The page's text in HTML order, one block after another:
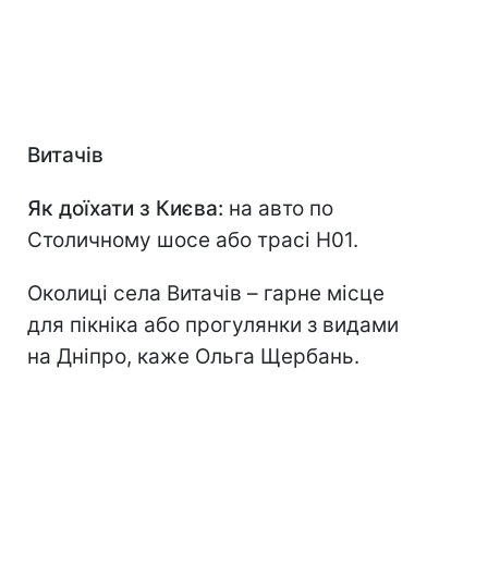
Витачів
Як доїхати з Києва: на авто по
Столичному шосе або трасі Н01.
Околиці села Витачів – гарне місце
для пікніка або прогулянки з видами
на Дніпро, каже Ольга Щербань.